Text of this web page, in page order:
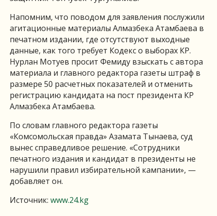
Напомним, что поводом для заявления послужили
агитационные материалы Алмазбека Атамбаева в
печатном издании, где отсутствуют выходные
данные, как того требует Кодекс о выборах КР.
Нурлан Мотуев просит Фемиду взыскать с автора
материала и главного редактора газеты штраф в
размере 50 расчетных показателей и отменить
регистрацию кандидата на пост президента КР
Алмазбека Атамбаева.
По словам главного редактора газеты
«Комсомольская правда» Азамата Тынаева, суд
вынес справедливое решение. «Сотрудники
печатного издания и кандидат в президенты не
нарушили правил избирательной кампании», —
добавляет он.
Источник: www.24.kg